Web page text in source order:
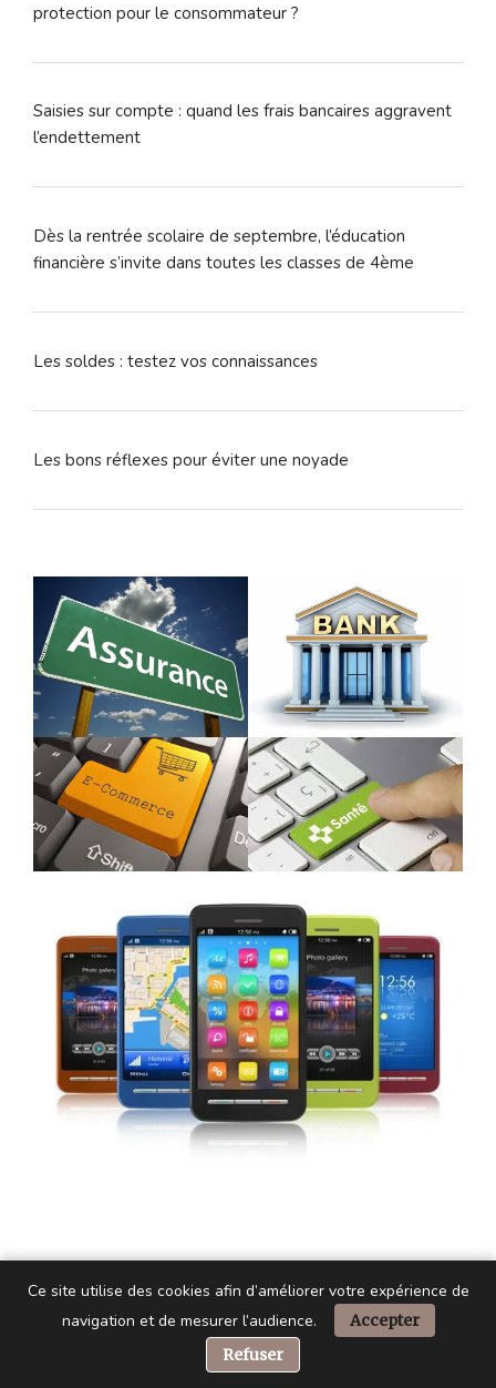
protection pour le consommateur ?
Saisies sur compte : quand les frais bancaires aggravent
l’endettement
Dès la rentrée scolaire de septembre, l’éducation
financière s’invite dans toutes les classes de 4ème
Les soldes : testez vos connaissances
Les bons réflexes pour éviter une noyade
Ce site utilise des cookies afin d’améliorer votre expérience de
navigation et de mesurer l’audience.
Accepter
Refuser